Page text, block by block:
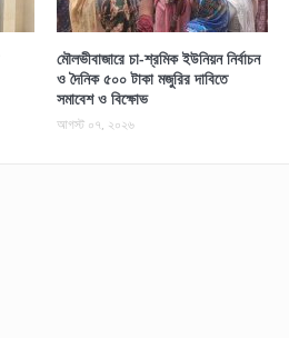
মৌলভীবাজারে চা-শ্রমিক ইউনিয়ন নির্বাচন
ও দৈনিক ৫০০ টাকা মজুরির দাবিতে
সমাবেশ ও বিক্ষোভ
আগস্ট ০৭, ২০২৬